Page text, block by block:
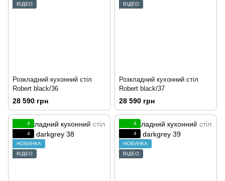
ВІДЕО
Розкладний кухонний стіл
Robert black/36
28 590 грн
ВІДЕО
Розкладний кухонний стіл
Robert black/37
28 590 грн
4
4
НОВИНКА
ВІДЕО
4
4
НОВИНКА
ВІДЕО